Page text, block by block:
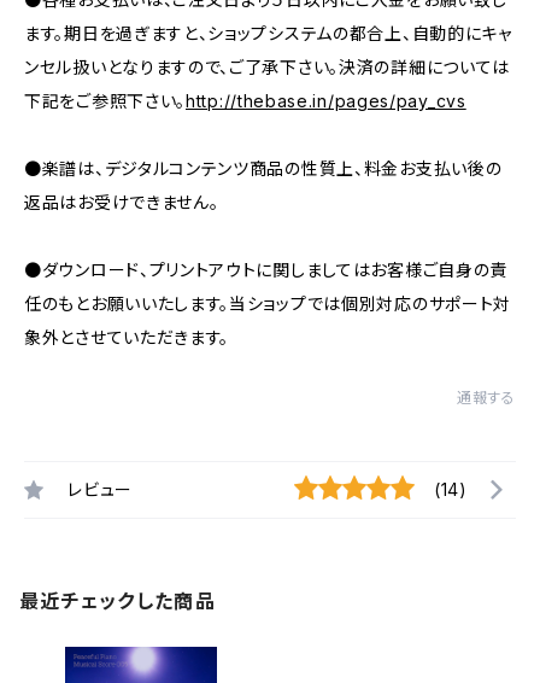
ます。期日を過ぎますと、ショップシステムの都合上、自動的にキャ
ンセル扱いとなりますので、ご了承下さい。決済の詳細については
下記をご参照下さい。http://thebase.in/pages/pay_cvs
●楽譜は、デジタルコンテンツ商品の性質上、料金お支払い後の
返品はお受けできません。
●ダウンロード、プリントアウトに関しましてはお客様ご自身の責
任のもとお願いいたします。当ショップでは個別対応のサポート対
象外とさせていただきます。
通報する
レビュー (14)
最近チェックした商品